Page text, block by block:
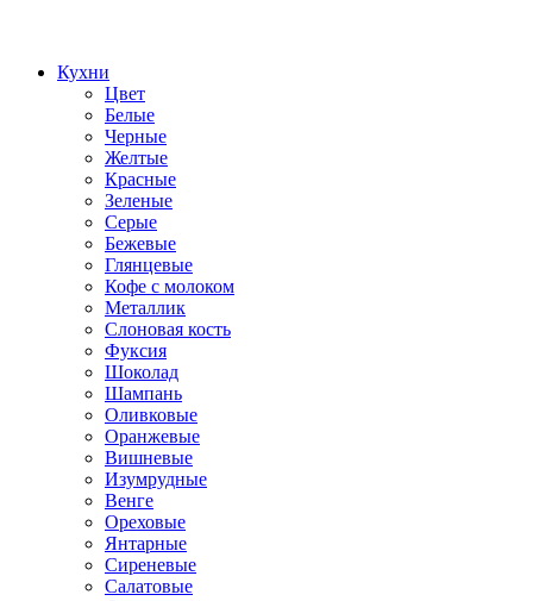
Кухни
Цвет
Белые
Черные
Желтые
Красные
Зеленые
Серые
Бежевые
Глянцевые
Кофе с молоком
Металлик
Слоновая кость
Фуксия
Шоколад
Шампань
Оливковые
Оранжевые
Вишневые
Изумрудные
Венге
Ореховые
Янтарные
Сиреневые
Салатовые